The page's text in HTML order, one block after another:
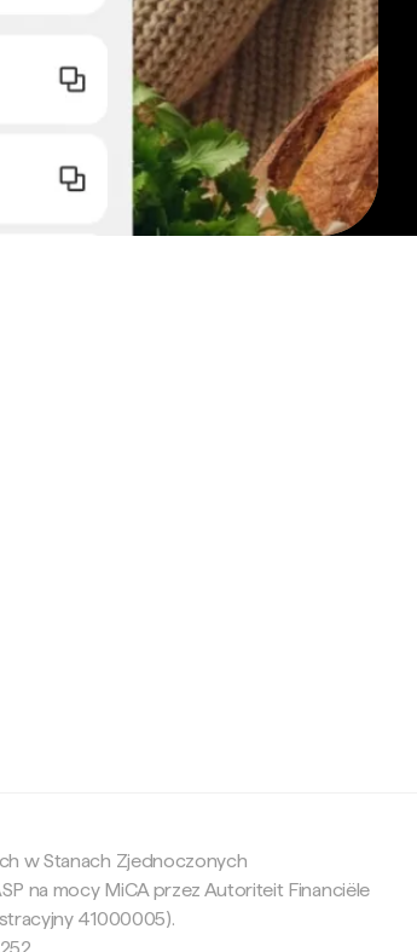
w Stanach Zjednoczonych
na mocy MiCA przez Autoriteit Financiële
41000005).